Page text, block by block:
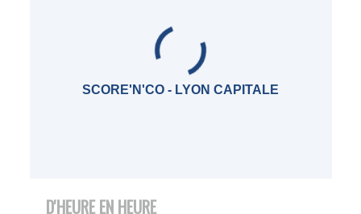
SCORE'N'CO - LYON CAPITALE
D'HEURE EN HEURE